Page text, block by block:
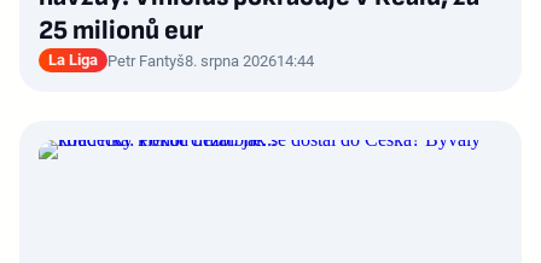
25 milionů eur
La Liga Petr Fantyš8. srpna 202614:44